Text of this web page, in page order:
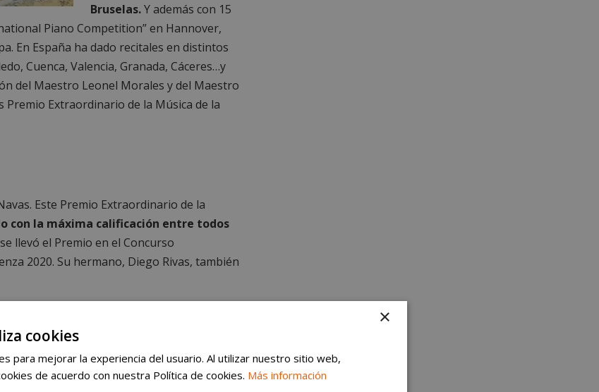
Bruselas.Y además con 15
Piano Competition” en Hannover,
En España ha dado recitales en distintos
Cuenca, Valencia, Granada, Cáceres…y
del Maestro Leonel Morales y del Maestro
Premio Extraordinario de la Música de la
Este Premio Extraordinario de la
con la máxima calificación entre todos
llevó el Premio en el Concurso
2020. Su hermano, Diego Rivas, también
×
cookies
para mejorar la experiencia del usuario. Al utilizar nuestro sitio web,
de acuerdo con nuestra Política de cookies. Más información